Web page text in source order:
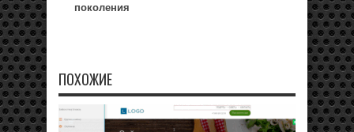
поколения
ПОХОЖИЕ